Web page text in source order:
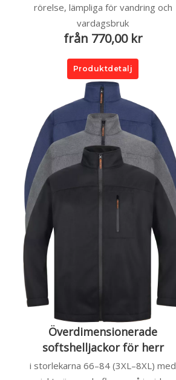
rörelse, lämpliga för vandring och
vardagsbruk
från 770,00 kr
Produktdetalj
Överdimensionerade
softshelljackor för herr
i storlekarna 66–84 (3XL–8XL) med